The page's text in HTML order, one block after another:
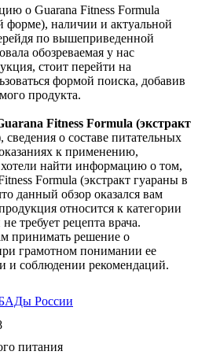
о Guarana Fitness Formula
форме), наличии и актуальной
по вышеприведенной
обозреваемая у нас
стоит перейти на
формой поиска, добавив
продукта.
Fitness Formula (экстракт
, сведения о составе питательных
к применению,
найти информацию о том,
Formula (экстракт гуараны в
данный обзор оказался вам
относится к категории
требует рецепта врача.
принимать решение о
грамотном понимании ее
и соблюдении рекомендаций.
России
питания